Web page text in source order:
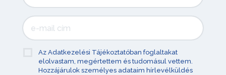
Az Adatkezelési Tájékoztatóban foglaltakat
elolvastam, megértettem és tudomásul vettem.
Hozzájárulok személyes adataim hírlevélküldés